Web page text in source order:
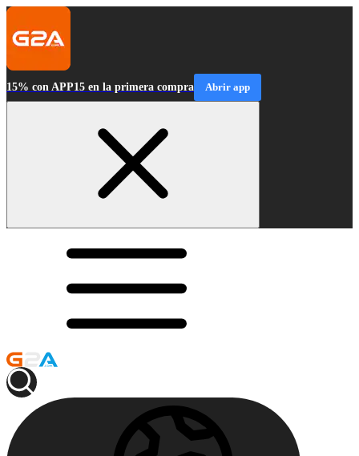
15% con APP15 en la primera compra Abrir app